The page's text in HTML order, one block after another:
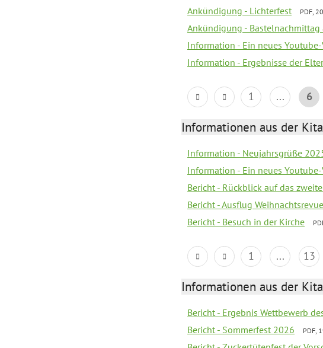
Ankündigung - Lichterfest PDF,
Ankündigung - Bastelnachmittag
Information - Ein neues
Information - Ergebnisse der
1 ... 6
Informationen aus der
Information - Neujahrsgrüße
Information - Ein neues
Bericht - Rückblick auf das
Bericht - Ausflug
Bericht - Besuch in der Kirche
1 ... 13
Informationen aus der
Bericht - Ergebnis Wettbewerb
Bericht - Sommerfest 2026 PDF,